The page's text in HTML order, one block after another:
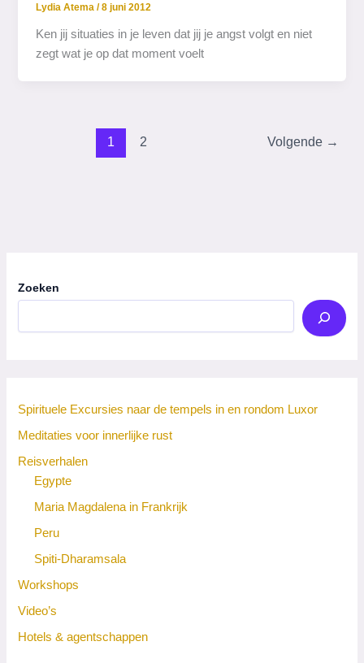
Lydia Atema/8 juni 2012
Ken jij situaties in je leven dat jij je angst volgt en niet
zegt wat je op dat moment voelt
1 2 Volgende →
Zoeken
Spirituele Excursies naar de tempels in en rondom Luxor
Meditaties voor innerlijke rust
Reisverhalen
Egypte
Maria Magdalena in Frankrijk
Peru
Spiti-Dharamsala
Workshops
Video’s
Hotels & agentschappen